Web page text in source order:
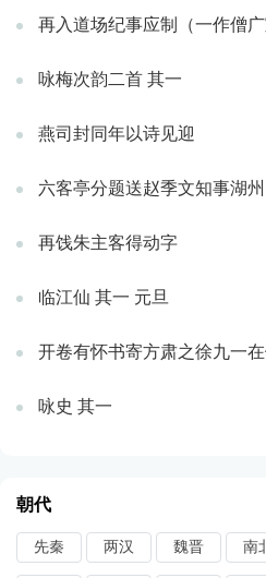
再入道场纪事应制（一作僧广
咏梅次韵二首 其一
燕司封同年以诗见迎
六客亭分题送赵季文知事湖州
再饯朱主客得动字
临江仙 其一 元旦
开卷有怀书寄方肃之徐九一
咏史 其一
朝代
先秦 两汉 魏晋 南